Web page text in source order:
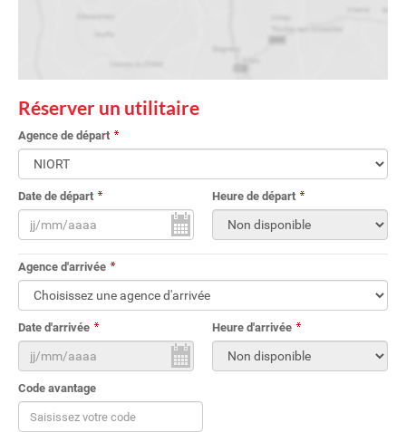
Réserver un utilitaire
Agence de départ
Date de départ Heure de départ
Agence d'arrivée
Date d'arrivée Heure d'arrivée
Code avantage